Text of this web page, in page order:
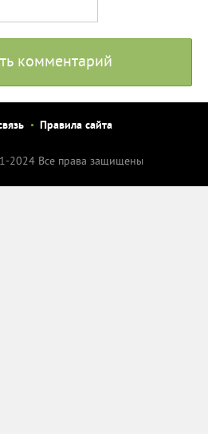
комментарий
Правила сайта
2024 Все права защищены